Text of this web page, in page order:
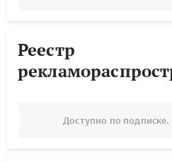
Реестр
Доступно по подписке.